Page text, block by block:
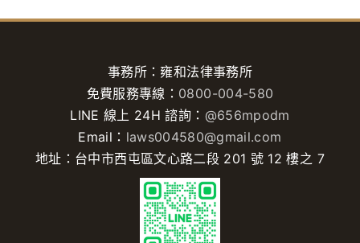
事務所：雍和法律事務所
免費服務專線： 0800-004-580
LINE 線上 24H 諮詢： @656mpodm
Email： laws004580@gmail.com
地址：台中市西屯區文心路二段 201 號 12 樓之 7